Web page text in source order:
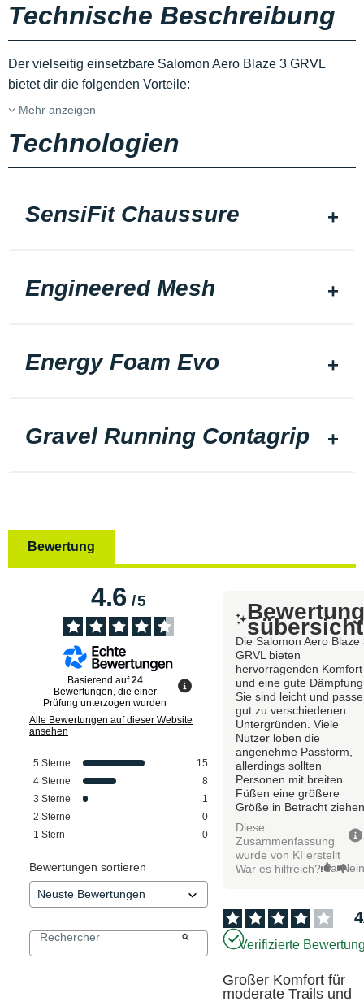
Technische Beschreibung
Der vielseitig einsetzbare Salomon Aero Blaze 3 GRVL
bietet dir die folgenden Vorteile:
Mehr anzeigen
Technologien
SensiFit Chaussure
Engineered Mesh
Energy Foam Evo
Gravel Running Contagrip
Bewertung
4.6/5
Basierend auf24
Bewertungen, die einer
Prüfung unterzogen wurden
Alle Bewertungen auf dieser Website
ansehen
5 Sterne
15
4 Sterne
8
3 Sterne
1
2 Sterne
0
1 Stern 0
Bewertungen sortieren
sübersicht
Die Salomon Aero Blaze
GRVL bieten
hervorragenden Komfort
und eine gute
Sie sind leicht und
gut zu verschiedenen
Untergründen. Viele
Nutzer loben die
angenehme Passform,
allerdings sollten
Personen mit breiten
Füßen eine größere
Größe in Betracht
Diese
Zusammenfassung
wurde von KI erstellt
War es hilfreich? Ja
4
Verifizierte
Großer Komfort für
moderate Trails und